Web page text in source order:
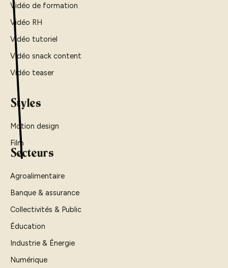
Vidéo de formation
Vidéo RH
Vidéo tutoriel
Vidéo snack content
Vidéo teaser
Styles
Motion design
Film
Secteurs
Agroalimentaire
Banque & assurance
Collectivités & Public
Éducation
Industrie & Énergie
Numérique